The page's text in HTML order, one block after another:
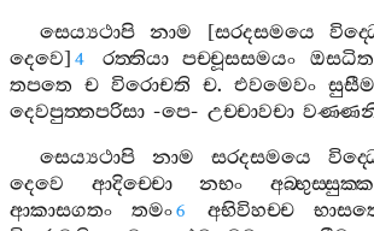
සෙය්‍යථාපි
නාම [සරදසමයෙ
දෙවෙ] 4 රත‍්තියා පච‍්චූසසමයං
තපතෙ ච විරොචති ච. එවමෙවං
දෙවපුත‍්තපරිසා -පෙ- උච‍්චාවචා
සෙය්‍යථාපි
නාම සරදසමයෙ
දෙවෙ
ආදිච‍්චො නභං
ආකාසගතං
තමං 6 අභිවිහච‍්ච